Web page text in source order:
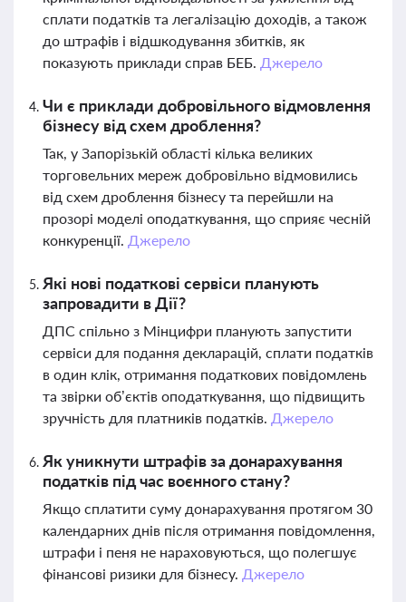
сплати податків та легалізацію доходів, а також
до штрафів і відшкодування збитків, як
показують приклади справ БЕБ. Джерело
Чи є приклади добровільного відмовлення
бізнесу від схем дроблення?
Так, у Запорізькій області кілька великих
торговельних мереж добровільно відмовились
від схем дроблення бізнесу та перейшли на
прозорі моделі оподаткування, що сприяє чесній
конкуренції. Джерело
Які нові податкові сервіси планують
запровадити в Дії?
ДПС спільно з Мінцифри планують запустити
сервіси для подання декларацій, сплати податків
в один клік, отримання податкових повідомлень
та звірки об’єктів оподаткування, що підвищить
зручність для платників податків. Джерело
Як уникнути штрафів за донарахування
податків під час воєнного стану?
Якщо сплатити суму донарахування протягом 30
календарних днів після отримання повідомлення,
штрафи і пеня не нараховуються, що полегшує
фінансові ризики для бізнесу. Джерело